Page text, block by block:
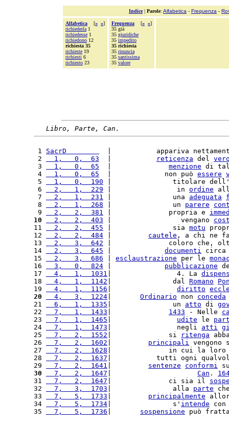
Indice| Parole: Alfabetica - Frequenza -
Alfabetica [« »]
richiederla 1
richiedesse 1
richiedono 12
richiesta 35
richieste 19
richiesti 6
richiesto 23
Frequenza [« »]
35 già
35 giuridiche
35 impedito
35 richiesta
35 rinuncia
35 santissima
35 valore
Libro, Parte, Can.
1 SacrD
|           appariva
2
  1,   0,  63
reticenza del
3
  1,   0,  65
menzione di
4
  1,   0,  65
  |             non può
essere
5
  1,   0,  190
|               titolare
6
  2,   1,  229
|                in ordine
7
  2,   1,  231
|               una adeguata
8
  2,   1,  268
|               un parere
9
  2,   2,  381
|              propria e
10
  2,   2,  403
|                 vengano
11
  2,   2,  455
|               sia motu
12
  2,   2,  484
cautele , a chi ne
13
  2,   3,  642
|              coloro che,
14
  2,   3,  645
documenti
15
  2,   3,  686
esclaustrazione per le
16
  3,   0,  824
pubblicazione
17
  4,   1,  1031
|                4. La
18
  4,   1,  1142
|               dal Romano
19
  4,   1,  1156
diritto
20
  4,   3,  1224
Ordinario non conceda
21
  6,   1,  1335
|               un atto di
22
  7,   1,  1433
1433 - Nelle
23
  7,   1,  1465
udite le
24
  7,   1,  1473
|                negli atti
25
  7,   2,  1552
|              si ritenga
26
  7,   2,  1602
principali
27
  7,   2,  1628
|              in cui la
28
  7,   2,  1637
|           tutti ogni
29
  7,   2,  1641
sentenze conformi
30
  7,   2,  1647
Can .
31
  7,   2,  1647
|              ci sia il
32
  7,   3,  1703
|               alla parte
33
  7,   5,  1733
principalmente
34
  7,   5,  1734
|               s' intende
35
  7,   5,  1736
sospensione può